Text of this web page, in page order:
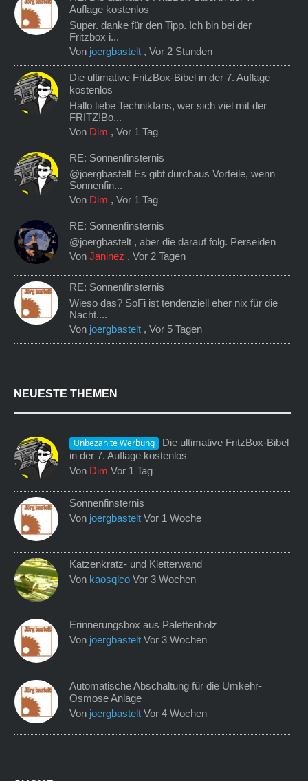
Auflage kostenlos
Super. danke für den Tipp. Ich bin bei der
Fritzbox i...
Von joergbastelt ,Vor 2 Stunden
Die ultimative FritzBox-Bibel in der 7. Auflage
kostenlos
Hallo liebe Technikfans, wer sich viel mit der
FRITZ!Bo...
Von Dim ,Vor 1 Tag
RE: Sonnenfinsternis
@joergbastelt Es gibt durchaus Vorteile, wenn
Sonnenfin...
Von Dim ,Vor 1 Tag
RE: Sonnenfinsternis
@joergbastelt , aber die darauf folg. Perseiden
VonJaninez ,Vor 2 Tagen
RE: Sonnenfinsternis
Wieso das? SoFi ist tendenziell eher nix für die
Nacht....
Von joergbastelt ,Vor 5 Tagen
NEUESTE THEMEN
Unbezahlte Werbung
Die ultimative FritzBox-Bibel
in der 7. Auflage kostenlos
Von Dim Vor 1 Tag
Sonnenfinsternis
Von joergbastelt Vor 1 Woche
Katzenkratz- und Kletterwand
Von kaosqlco Vor 3 Wochen
Erinnerungsbox aus Palettenholz
Von joergbastelt Vor 3 Wochen
Automatische Abschaltung für die Umkehr-
Osmose Anlage
Von joergbastelt Vor 4 Wochen